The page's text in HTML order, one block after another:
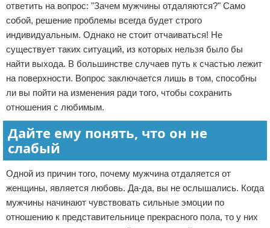
ответить на вопрос: "Зачем мужчины отдаляются?" Само
собой, решение проблемы всегда будет строго
индивидуальным. Однако не стоит отчаиваться! Не
существует таких ситуаций, из которых нельзя было бы
найти выхода. В большинстве случаев путь к счастью лежит
на поверхности. Вопрос заключается лишь в том, способны
ли вы пойти на изменения ради того, чтобы сохранить
отношения с любимым.
Дайте ему понять, что он не
слабый
Одной из причин того, почему мужчина отдаляется от
женщины, является любовь. Да-да, вы не ослышались. Когда
мужчины начинают чувствовать сильные эмоции по
отношению к представительнице прекрасного пола, то у них